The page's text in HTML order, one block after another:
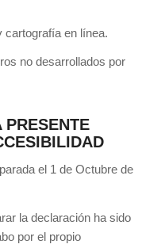
cartografía en línea.
no desarrollados por
PRESENTE
el 1 de Octubre de
la declaración ha sido
por el propio